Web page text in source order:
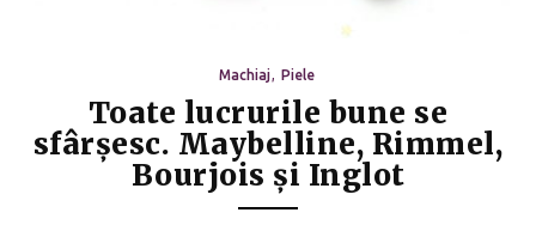
Machiaj Piele
Toate lucrurile bune se
sfârşesc. Maybelline, Rimmel,
Bourjois şi Inglot